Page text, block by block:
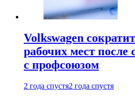
Volkswagen
рабочих мест после
с профсоюзом
2 года спустя2 года спустя